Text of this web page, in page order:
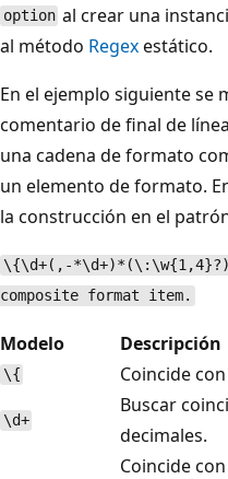
option al crear una
al método Regexestático.
En el ejemplo siguiente se
comentario de final de
una cadena de formato
un elemento de formato.
la construcción en el
\{\d+(,-
composite format item.
Modelo Descripción
\{ Coincide
\d+
Buscar
decimales.
Coincide